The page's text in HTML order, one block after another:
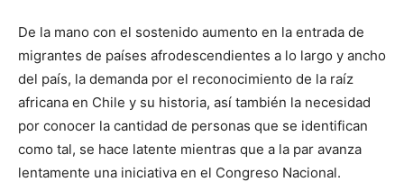
De la mano con el sostenido aumento en la entrada de
migrantes de países afrodescendientes a lo largo y ancho
del país, la demanda por el reconocimiento de la raíz
africana en Chile y su historia, así también la necesidad
por conocer la cantidad de personas que se identifican
como tal, se hace latente mientras que a la par avanza
lentamente una iniciativa en el Congreso Nacional.